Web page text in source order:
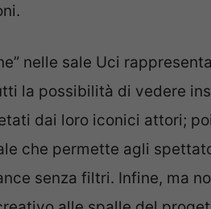
nelle sale Uci
la possibilità di vedere
dai loro iconici attori; poi
che permette agli
senza filtri. Infine, ma